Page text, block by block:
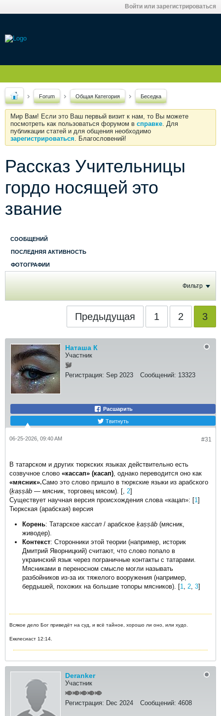
Войти или зарегистрироваться
Forum Общая Категория Беседка
Мир Вам! Если это Ваш первый визит к нам, то Вы можете
посмотреть как пользоваться форумом в справке. Для
публикации статей и для общения необходимо
зарегистрироваться. Благословений!
Рассказ Учительницы
гордо носящей это
звание
СООБЩЕНИЙ
ПОСЛЕДНЯЯ АКТИВНОСТЬ
ФОТОГРАФИИ
Фильтр
Предыдущая 1 2 3
Наташа К
Участник
Регистрация: Sep 2023 Сообщений: 13323
Расшарить
Твитнуть
#31
06-25-2026, 09:40 AM
В татарском и других тюркских языках действительно есть
созвучное слово «кассап» (касап), однако переводится оно как
«мясник».Само это слово пришло в тюркские языки из арабского
(ḳaṣṣāb — мясник, торговец мясом). [, 2]
Существует научная версия происхождения слова «кацап»: [1]
Тюркская (арабская) версия
Корень: Татарское кассап / арабское ḳaṣṣāb (мясник,
живодер).
Контекст: Сторонники этой теории (например, историк
Дмитрий Яворницкий) считают, что слово попало в
украинский язык через пограничные контакты с татарами.
Мясниками в переносном смысле могли называть
разбойников из-за их тяжелого вооружения (например,
бердышей, похожих на большие топоры мясников). [1, 2, 3]
Всякое дело Бог приведёт на суд, и всё тайное, хорошо ли оно, или худо.
Екклесиаст 12:14.
Deranker
Участник
Регистрация: Dec 2024 Сообщений: 4608